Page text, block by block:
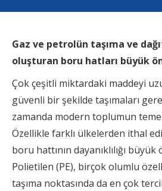
Gaz ve petrolün taşıma ve
oluşturan boru hatları büyük
Çok çeşitli miktardaki maddeyi
güvenli bir şekilde taşımaları
zamanda modern toplumun
Özellikle farklı ülkelerden ithal
boru hattının dayanıklılığı
Polietilen (PE), birçok olumlu
taşıma noktasında da en çok